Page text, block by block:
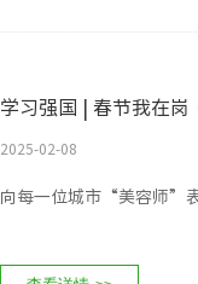
学习强国 | 春节我在
2025-02-08
向每一位城市“美容师”表